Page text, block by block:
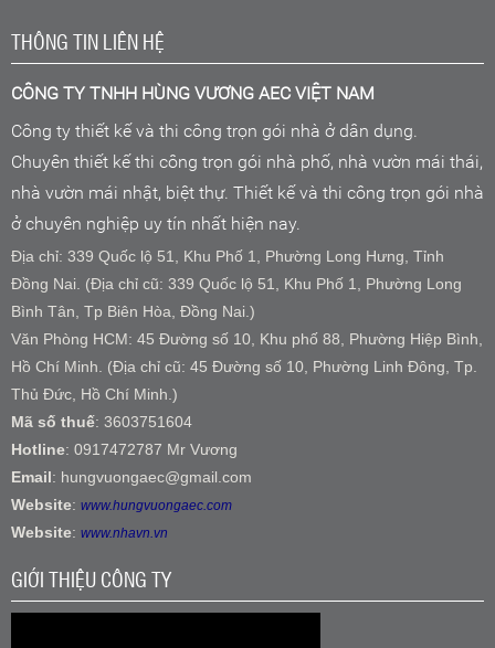
THÔNG TIN LIÊN HỆ
CÔNG TY TNHH HÙNG VƯƠNG AEC VIỆT NAM
Công ty thiết kế và thi công trọn gói nhà ở dân dụng.
Chuyên thiết kế thi công trọn gói nhà phố, nhà vườn mái thái,
nhà vườn mái nhật, biệt thự. Thiết kế và thi công trọn gói nhà
ở chuyên nghiệp uy tín nhất hiện nay.
Địa chỉ: 339 Quốc lộ 51, Khu Phố 1, Phường Long Hưng, Tỉnh
Đồng Nai. (Địa chỉ cũ: 339 Quốc lộ 51, Khu Phố 1, Phường Long
Bình Tân, Tp Biên Hòa, Đồng Nai.)
Văn Phòng HCM: 45 Đường số 10, Khu phố 88, Phường Hiệp Bình,
Hồ Chí Minh. (Địa chỉ cũ: 45 Đường số 10, Phường Linh Đông, Tp.
Thủ Đức, Hồ Chí Minh.)
Mã số thuế: 3603751604
Hotline: 0917472787 Mr Vương
Email: hungvuongaec@gmail.com
Website: www.hungvuongaec.com
Website: www.nhavn.vn
GIỚI THIỆU CÔNG TY